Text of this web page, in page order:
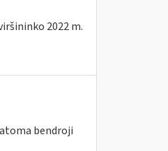
2022 m.
bendroji